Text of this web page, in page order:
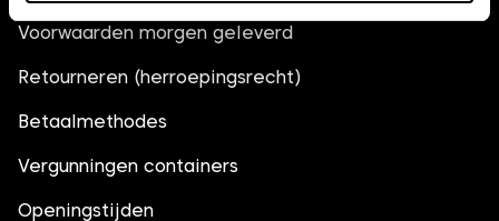
Voorwaarden morgen geleverd
Retourneren (herroepingsrecht)
Betaalmethodes
Vergunningen containers
Openingstijden